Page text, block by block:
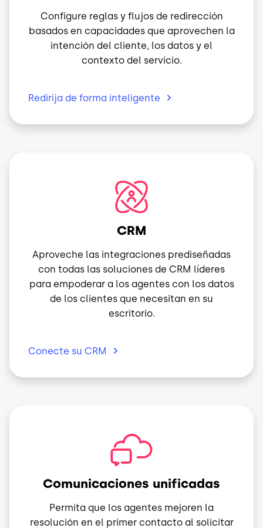
Configure reglas y flujos de redirección
basados en capacidades que aprovechen la
intención del cliente, los datos y el
contexto del servicio.
Redirija de forma inteligente
CRM
Aproveche las integraciones prediseñadas
con todas las soluciones de CRM líderes
para empoderar a los agentes con los datos
de los clientes que necesitan en su
escritorio.
Conecte su CRM
Comunicaciones unificadas
Permita que los agentes mejoren la
resolución en el primer contacto al solicitar